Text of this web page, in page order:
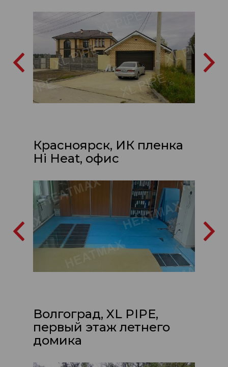
Красноярск, ИК пленка
Hi Heat, офис
Волгоград, XL PIPE,
первый этаж летнего
домика